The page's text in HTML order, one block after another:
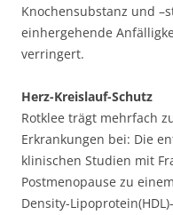
Knochensubstanz und
einhergehende
verringert.
Herz-Kreislauf-Schutz
Rotklee trägt mehrfach
Erkrankungen bei: Die
klinischen Studien mit
Postmenopause zu
Density-